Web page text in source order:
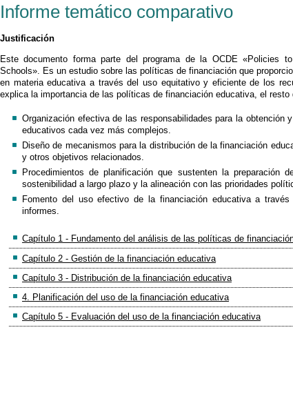
Informe temático comparativo
Justificación
Este documento forma parte del programa de la OCDE «Policies
Schools». Es un estudio sobre las políticas de financiación que
en materia educativa a través del uso equitativo y eficiente de los
explica la importancia de las políticas de financiación educativa, el
Organización efectiva de las responsabilidades para la
educativos cada vez más complejos.
Diseño de mecanismos para la distribución de la financiación
y otros objetivos relacionados.
Procedimientos de planificación que sustenten la preparación
sostenibilidad a largo plazo y la alineación con las prioridades
Fomento del uso efectivo de la financiación educativa a
informes.
Capítulo 1 - Fundamento del análisis de las políticas de
Capítulo 2 - Gestión de la financiación educativa
Capítulo 3 - Distribución de la financiación educativa
4. Planificación del uso de la financiación educativa
Capítulo 5 - Evaluación del uso de la financiación educativa